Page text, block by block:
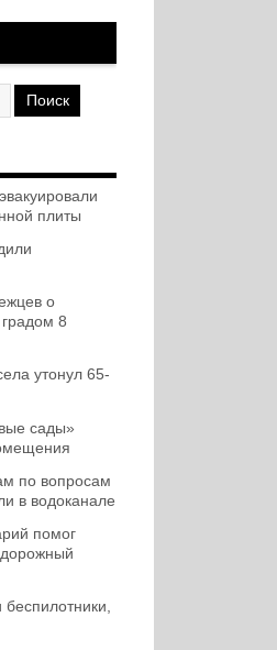
плиты
о
8
утонул 65-
сады»
по вопросам
в водоканале
помог